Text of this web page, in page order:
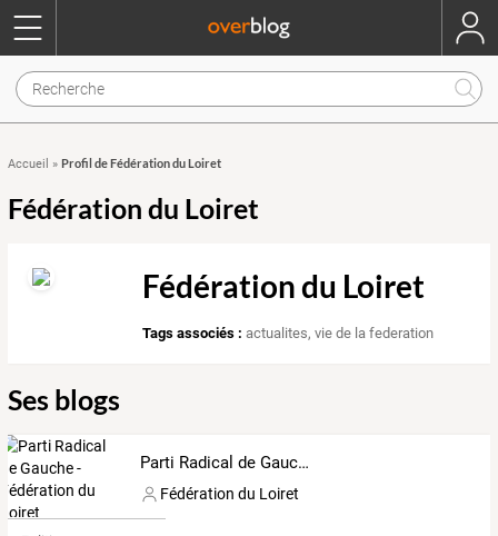
Accueil » Profil de Fédération du Loiret
Fédération du Loiret
Fédération du Loiret
Tags associés : actualites,vie de la federation
Ses blogs
Parti Radical de Gauche - Fédération du Loiret
Fédération du Loiret